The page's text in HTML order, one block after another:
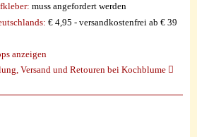
muss angefordert werden
€ 4,95 - versandkostenfrei ab € 39
anzeigen
Versand und Retouren bei Kochblume